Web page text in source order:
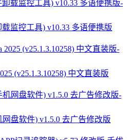
载监控工具) v10.33 多语便携版
(v25.1.3.10258) 中文直装版
盘软件) v1.5.0 去广告修改版